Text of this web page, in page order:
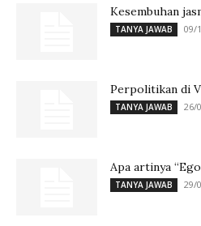
Kesembuhan
TANYA JAWAB 09/
Perpolitikan di
TANYA JAWAB 26/
Apa artinya
TANYA JAWAB 29/